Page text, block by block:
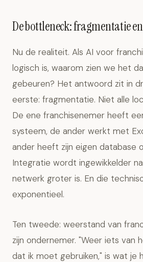
De bottleneck: fragmentatie
Nu de realiteit. Als AI voor
logisch is, waarom zien we het
gebeuren? Het antwoord zit in
eerste: fragmentatie. Niet alle
De ene franchisenemer heeft
systeem, de ander werkt met
ander heeft zijn eigen database
Integratie wordt ingewikkelder
netwerk groter is. En die
exponentieel.
Ten tweede: weerstand van
zijn ondernemer. "Weer iets van
dat ik moet gebruiken," is wat je